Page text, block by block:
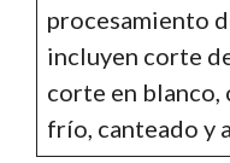
procesamiento
incluyen corte
corte en blanco,
frío, canteado y